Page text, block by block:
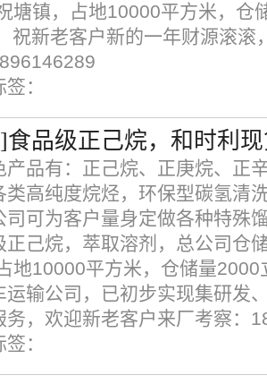
塘镇，占地10000平方米，仓
祝新老客户新的一年财源滚滚
签：
品级正己烷，和时利
产品有：正己烷、正庚烷、正
类高纯度烷烃，环保型碳氢清
司可为客户量身定做各种特殊
正己烷，萃取溶剂，总公司仓
地10000平方米，仓储量
运输公司，已初步实现集研发
务，欢迎新老客户来厂考察：
签：